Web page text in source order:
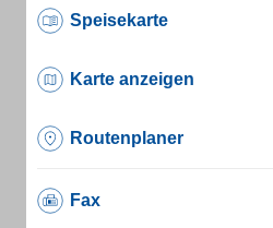
Speisekarte
Karte anzeigen
Routenplaner
Fax